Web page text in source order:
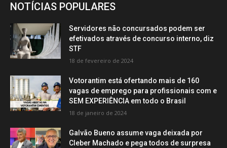
NOTÍCIAS POPULARES
Servidores não concursados podem ser
efetivados através de concurso interno, diz
STF
18 de fevereiro de 2024
Votorantim está ofertando mais de 160
vagas de emprego para profissionais com e
SEM EXPERIÊNCIA em todo o Brasil
18 de janeiro de 2024
Galvão Bueno assume vaga deixada por
Cleber Machado e pega todos de surpresa